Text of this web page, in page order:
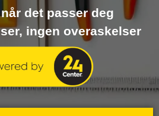
det passer deg
ingen overaskelser